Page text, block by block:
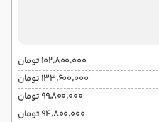
۱۰۲٬۸۰۰٬۰۰۰ تومان
۱۳۳٬۶۰۰٬۰۰۰ تومان
۹۹٬۸۰۰٬۰۰۰ تومان
۹۴٬۸۰۰٬۰۰۰ تومان